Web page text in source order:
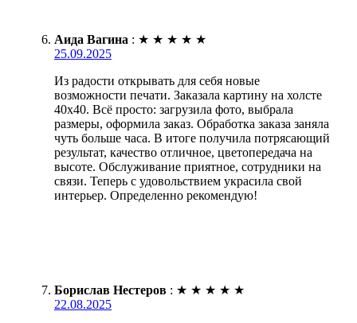
Аида Вагина : ★ ★ ★ ★ ★
25.09.2025
Из радости открывать для себя новые
возможности печати. Заказала картину на холсте
40х40. Всё просто: загрузила фото, выбрала
размеры, оформила заказ. Обработка заказа заняла
чуть больше часа. В итоге получила потрясающий
результат, качество отличное, цветопередача на
высоте. Обслуживание приятное, сотрудники на
связи. Теперь с удовольствием украсила свой
интерьер. Определенно рекомендую!
Борислав Нестеров : ★ ★ ★ ★ ★
22.08.2025